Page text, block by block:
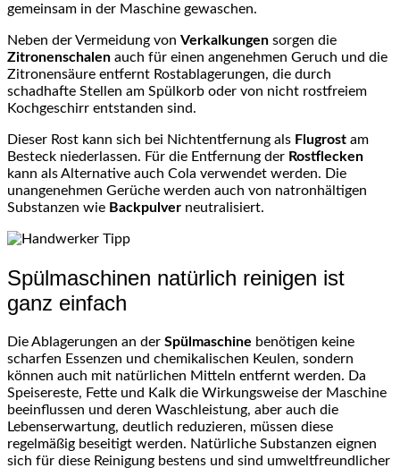
gemeinsam in der Maschine gewaschen.
Neben der Vermeidung von Verkalkungen sorgen die
Zitronenschalen auch für einen angenehmen Geruch und die
Zitronensäure entfernt Rostablagerungen, die durch
schadhafte Stellen am Spülkorb oder von nicht rostfreiem
Kochgeschirr entstanden sind.
Dieser Rost kann sich bei Nichtentfernung als Flugrost am
Besteck niederlassen. Für die Entfernung der Rostflecken
kann als Alternative auch Cola verwendet werden. Die
unangenehmen Gerüche werden auch von natronhältigen
Substanzen wie Backpulver neutralisiert.
Spülmaschinen natürlich reinigen ist
ganz einfach
Die Ablagerungen an der Spülmaschine benötigen keine
scharfen Essenzen und chemikalischen Keulen, sondern
können auch mit natürlichen Mitteln entfernt werden. Da
Speisereste, Fette und Kalk die Wirkungsweise der Maschine
beeinflussen und deren Waschleistung, aber auch die
Lebenserwartung, deutlich reduzieren, müssen diese
regelmäßig beseitigt werden. Natürliche Substanzen eignen
sich für diese Reinigung bestens und sind umweltfreundlicher